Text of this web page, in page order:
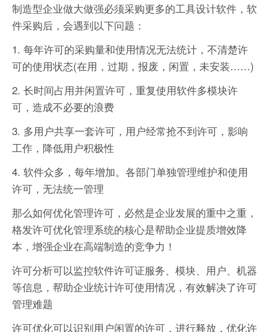
制造型企业做大做强必须采购更多的工具设计软件，软
件采购后，会遇到以下问题：
1. 每年许可的采购量和使用情况无法统计，不清楚许
可的使用状态(在用，过期，报废，闲置，未安装……)
2. 长时间占用并闲置许可，重复使用软件多模块许
可，造成不必要的浪费
3. 多用户共享一套许可，用户经常抢不到许可，影响
工作，降低用户积极性
4. 软件众多，每年增加。各部门单独管理维护和使用
许可，无法统一管理
那么如何优化管理许可，必然是企业发展的重中之重，
格发许可优化管理系统的核心是帮助企业提质增效降
本，增强企业在高端制造的竞争力！
许可分析可以监控软件许可证服务、模块、用户、机器
等信息，帮助企业统计许可使用情况，有效解决了许可
管理难题
许可优化可以识别用户闲置的许可，进行释放，优化许